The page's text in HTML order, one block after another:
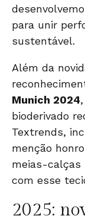
para unir
sustentável.
Além da
Munich 2024
bioderivado
Textrends,
menção
meias-calças
com esse
2025: